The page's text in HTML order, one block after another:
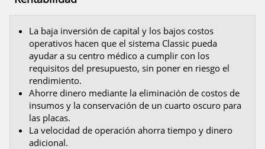
La baja inversión de capital y los bajos costos
operativos hacen que el sistema Classic pueda
ayudar a su centro médico a cumplir con los
requisitos del presupuesto, sin poner en riesgo el
rendimiento.
Ahorre dinero mediante la eliminación de costos de
insumos y la conservación de un cuarto oscuro para
las placas.
La velocidad de operación ahorra tiempo y dinero
adicional.